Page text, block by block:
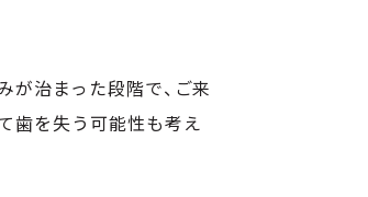
が治まった段階で、ご来
歯を失う可能性も考え